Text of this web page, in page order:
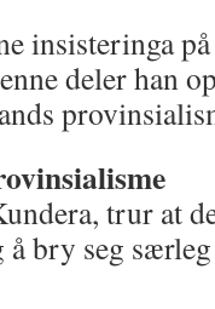
insisteringa
deler han
trur at
bry seg